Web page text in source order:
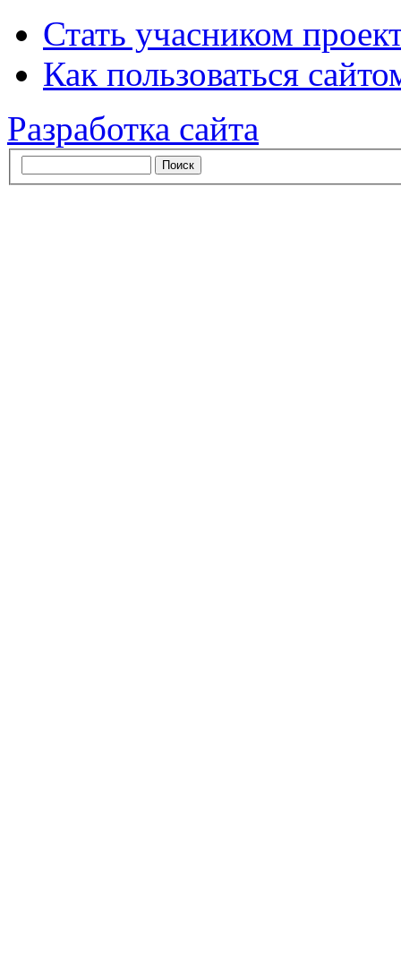
Стать учасником
Как пользоваться
Разработка сайта